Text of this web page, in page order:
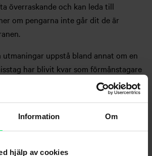
Information Om
hjälp av cookies
överraskande och kan leda till
om pengarna inte går dit de är
uppstå bland annat om en
har blivit kvar som förmånstagare
att ersättningarna ska tillfalla någon
Niiranen om att förmånstagaren
också vara en mer avlägsen släkting